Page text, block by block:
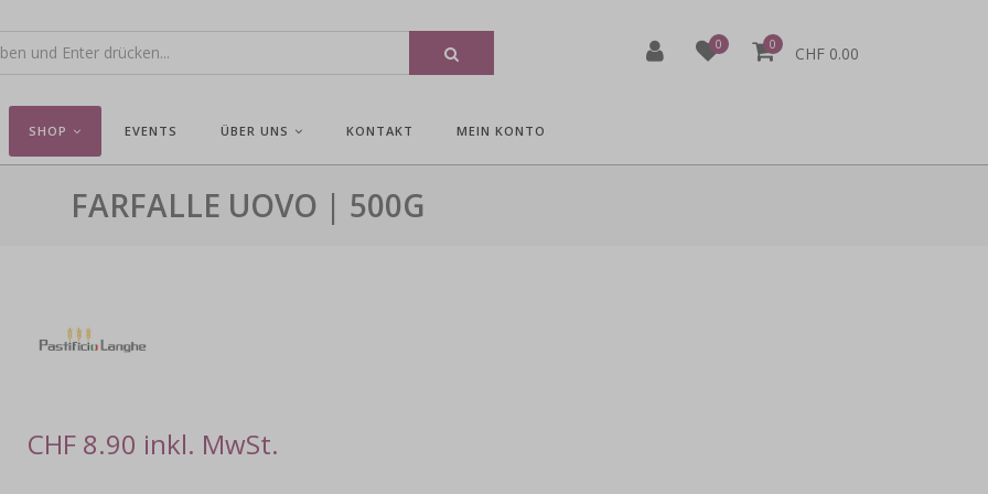
0 0 CHF 0.00
SHOP EVENTS ÜBER UNS KONTAKT MEIN KONTO
FARFALLE UOVO | 500G
CHF 8.90 inkl. MwSt.